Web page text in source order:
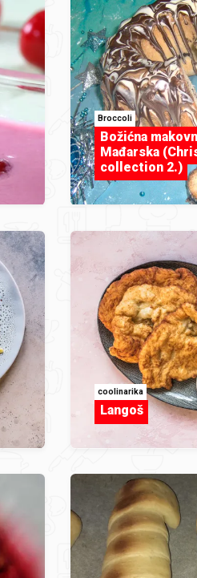
Broccoli
Božićna
Mađarska
collection 2.)
coolinarika
Langoš